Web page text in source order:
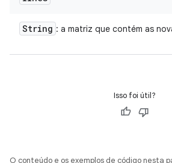
String : a matriz que contém as
Isso foi útil?
O conteúdo e os exemplos de código nesta